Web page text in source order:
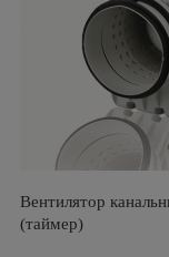
Вентилятор
(таймер)